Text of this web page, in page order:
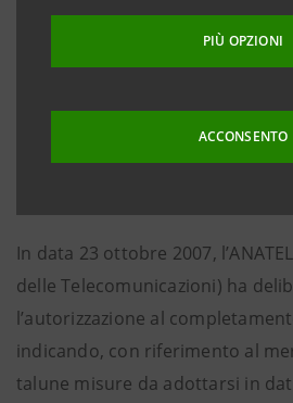
PIÙ OPZIONI
ACCONSENTO
Telecom Italia S.p.A., pari al
all’esecuzione, per un prezzo di
della compravendita del 100%
Olimpia S.p.A., a sua volta
azioni ordinarie di Telecom Italia
In data 23 ottobre 2007,
delle Telecomunicazioni) ha
l’autorizzazione al
indicando, con riferimento al
talune misure da adottarsi in